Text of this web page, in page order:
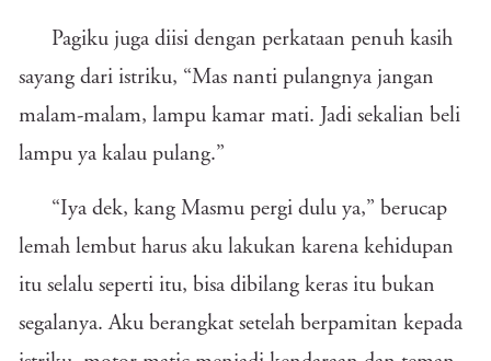
Pagiku juga diisi dengan perkataan penuh kasih
sayang dari istriku, “Mas nanti pulangnya jangan
malam-malam, lampu kamar mati. Jadi sekalian beli
lampu ya kalau pulang.”
“Iya dek, kang Masmu pergi dulu ya,” berucap
lemah lembut harus aku lakukan karena kehidupan
itu selalu seperti itu, bisa dibilang keras itu bukan
segalanya. Aku berangkat setelah berpamitan kepada